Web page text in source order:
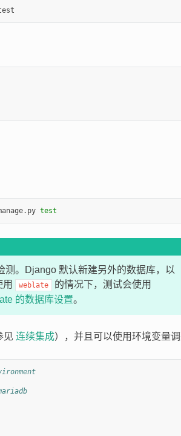
test
。Django 默认新建另外的数据库，以
weblate 的情况下，测试会使用
的数据库设置。
见 连续集成），并且可以使用环境变量调